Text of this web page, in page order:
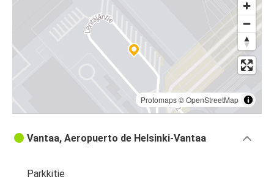
Protomaps©OpenStreetMap
Vantaa, Aeropuerto de Helsinki-Vantaa
Parkkitie